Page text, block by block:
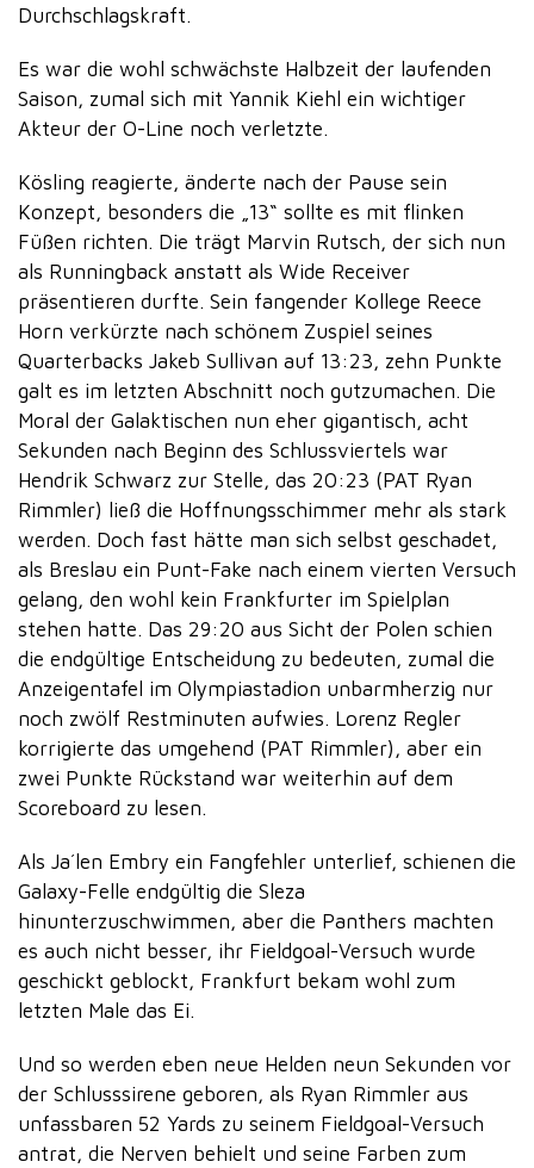
Durchschlagskraft.
Es war die wohl schwächste Halbzeit der laufenden
Saison, zumal sich mit Yannik Kiehl ein wichtiger
Akteur der O-Line noch verletzte.
Kösling reagierte, änderte nach der Pause sein
Konzept, besonders die „13“ sollte es mit flinken
Füßen richten. Die trägt Marvin Rutsch, der sich nun
als Runningback anstatt als Wide Receiver
präsentieren durfte. Sein fangender Kollege Reece
Horn verkürzte nach schönem Zuspiel seines
Quarterbacks Jakeb Sullivan auf 13:23, zehn Punkte
galt es im letzten Abschnitt noch gutzumachen. Die
Moral der Galaktischen nun eher gigantisch, acht
Sekunden nach Beginn des Schlussviertels war
Hendrik Schwarz zur Stelle, das 20:23 (PAT Ryan
Rimmler) ließ die Hoffnungsschimmer mehr als stark
werden. Doch fast hätte man sich selbst geschadet,
als Breslau ein Punt-Fake nach einem vierten Versuch
gelang, den wohl kein Frankfurter im Spielplan
stehen hatte. Das 29:20 aus Sicht der Polen schien
die endgültige Entscheidung zu bedeuten, zumal die
Anzeigentafel im Olympiastadion unbarmherzig nur
noch zwölf Restminuten aufwies. Lorenz Regler
korrigierte das umgehend (PAT Rimmler), aber ein
zwei Punkte Rückstand war weiterhin auf dem
Scoreboard zu lesen.
Als Ja´len Embry ein Fangfehler unterlief, schienen die
Galaxy-Felle endgültig die Sleza
hinunterzuschwimmen, aber die Panthers machten
es auch nicht besser, ihr Fieldgoal-Versuch wurde
geschickt geblockt, Frankfurt bekam wohl zum
letzten Male das Ei.
Und so werden eben neue Helden neun Sekunden vor
der Schlusssirene geboren, als Ryan Rimmler aus
unfassbaren 52 Yards zu seinem Fieldgoal-Versuch
antrat, die Nerven behielt und seine Farben zum